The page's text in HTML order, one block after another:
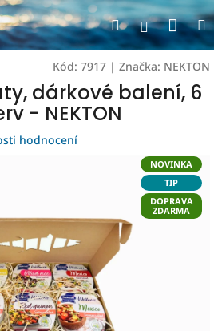
Hledat
Kód: 7917 | Značka: NEKTON
dárkové balení, 6
- NEKTON
hodnocení
NOVINKA
TIP
DOPRAVA
ZDARMA